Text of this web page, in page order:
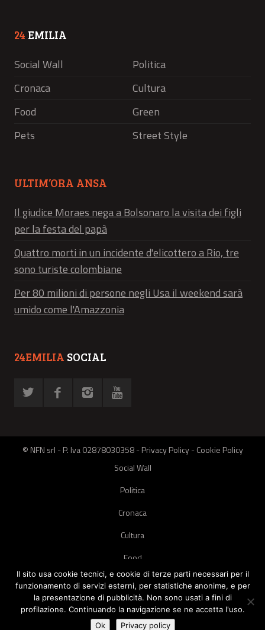
24 EMILIA
Social Wall
Politica
Cronaca
Cultura
Food
Green
Pets
Street Style
ULTIM’ORA ANSA
Il giudice Moraes nega a Bolsonaro la visita dei figli
per la festa del papà
Quattro morti in un incidente d'elicottero a Rio, tre
sono turiste colombiane
Per 80 milioni di persone negli Usa il weekend sarà
umido come l'Amazzonia
24EMILIA SOCIAL
© NFN srl - P. Iva 02878030358 -Privacy Policy-Cookie Policy
Social Wall
Politica
Cronaca
Cultura
Food
Green
Pets
Street Style
Il sito usa cookie tecnici, e cookie di terze parti necessari per il
funzionamento di servizi esterni, per statistiche anonime, e per
la presentazione di pubblicità. Non sono usati a fini di
profilazione. Continuando la navigazione se ne accetta l'uso.
Ok
Privacy policy